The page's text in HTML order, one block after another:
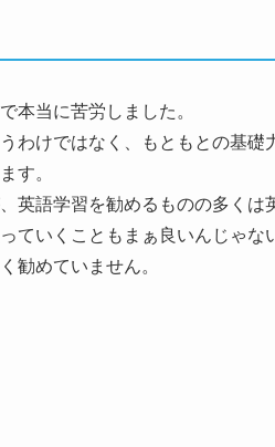
本当に苦労しました。
わけではなく、もともとの基礎
す。
英語学習を勧めるものの多くは
ていくこともまぁ良いんじゃな
勧めていません。